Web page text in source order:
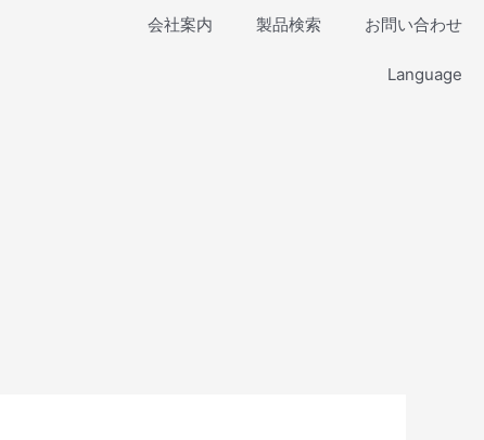
会社案内 製品検索 お問い合わせ
Language